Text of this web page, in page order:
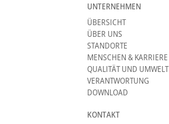
UNTERNEHMEN
ÜBERSICHT
ÜBER UNS
STANDORTE
MENSCHEN & KARRIERE
QUALITÄT UND UMWELT
VERANTWORTUNG
DOWNLOAD
KONTAKT